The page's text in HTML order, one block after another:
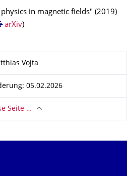
in magnetic fields" (2019)
arXiv)
Vojta
05.02.2026
Seite …